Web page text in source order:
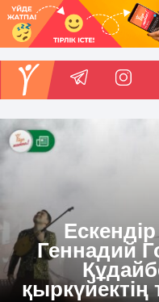
Геннадий